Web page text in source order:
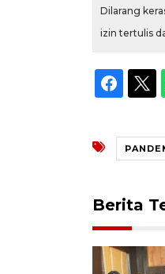
Dilarang
izin tertulis
Berita